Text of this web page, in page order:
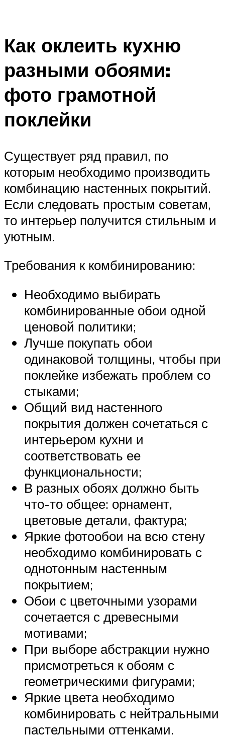
Как оклеить кухню
разными обоями:
фото грамотной
поклейки
Существует ряд правил, по
которым необходимо производить
комбинацию настенных покрытий.
Если следовать простым советам,
то интерьер получится стильным и
уютным.
Требования к комбинированию:
Необходимо выбирать
комбинированные обои одной
ценовой политики;
Лучше покупать обои
одинаковой толщины, чтобы при
поклейке избежать проблем со
стыками;
Общий вид настенного
покрытия должен сочетаться с
интерьером кухни и
соответствовать ее
функциональности;
В разных обоях должно быть
что-то общее: орнамент,
цветовые детали, фактура;
Яркие фотообои на всю стену
необходимо комбинировать с
однотонным настенным
покрытием;
Обои с цветочными узорами
сочетается с древесными
мотивами;
При выборе абстракции нужно
присмотреться к обоям с
геометрическими фигурами;
Яркие цвета необходимо
комбинировать с нейтральными
пастельными оттенками.